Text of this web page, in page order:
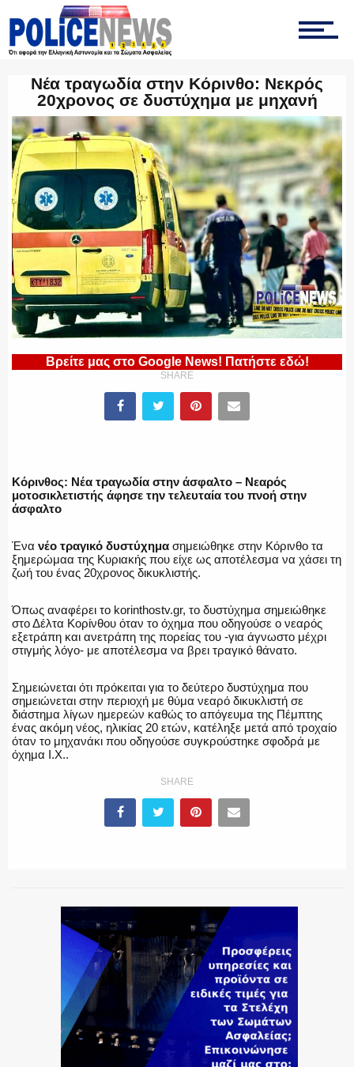
ΤΡΟΧΑΙΑ
ΟΠΚΕ
ΟΜΑΔΑ “Ζ”
ΕΚΑΜ
ΥΑΤ/ΥΜΕΤ
ΠΥΡΟΣΒΕΣΤΙΚΗ
ΕΚΑΒ
ΑΣΤΥΝΟΜΙΚΟ ΡΕΠΟΡΤΑΖ
Η ΦΩΝΗ ΣΟΥ
ΟΠΛΑ/ΕΞΟΠΛΙΣΜΟΣ
Νέα τραγωδία στην Κόρινθο: Νεκρός
20χρονος σε δυστύχημα με μηχανή
Βρείτε μας στο Google News! Πατήστε εδώ!
SHARE
Κόρινθος: Νέα τραγωδία στην άσφαλτο – Nεαρός
μοτοσικλετιστής άφησε την τελευταία του πνοή στην
άσφαλτο
Ένα νέο τραγικό δυστύχημα σημειώθηκε στην Κόρινθο τα
ξημερώμαα της Κυριακής που είχε ως αποτέλεσμα να χάσει τη
ζωή του ένας 20χρονος δικυκλιστής.
Όπως αναφέρει το korinthostv.gr, το δυστύχημα σημειώθηκε
στο Δέλτα Κορίνθου όταν το όχημα που οδηγούσε ο νεαρός
εξετράπη και ανετράπη της πορείας του -για άγνωστο μέχρι
στιγμής λόγο- με αποτέλεσμα να βρει τραγικό θάνατο.
Σημειώνεται ότι πρόκειται για το δεύτερο δυστύχημα που
σημειώνεται στην περιοχή με θύμα νεαρό δικυκλιστή σε
διάστημα λίγων ημερεών καθώς το απόγευμα της Πέμπτης
ένας ακόμη νέος, ηλικίας 20 ετών, κατέληξε μετά από τροχαίο
όταν το μηχανάκι που οδηγούσε συγκρούστηκε σφοδρά με
όχημα Ι.Χ..
SHARE